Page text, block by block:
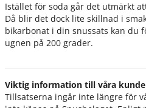
Istället för soda går det utmärkt
Då blir det dock lite skillnad i
bikarbonat i din snussats kan du
ugnen på 200 grader.
Viktig information till våra
Tillsatserna ingår inte längre för